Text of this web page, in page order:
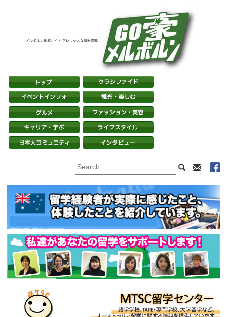
メルボルン体感サイト フレッシュな情報満載